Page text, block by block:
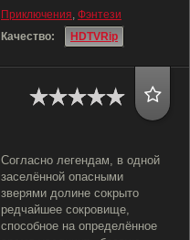
Приключения, Фэнтези
Качество:
HDTVRip
Согласно легендам, в одной
заселённой опасными
зверями долине сокрыто
редчайшее сокровище,
способное на определённое